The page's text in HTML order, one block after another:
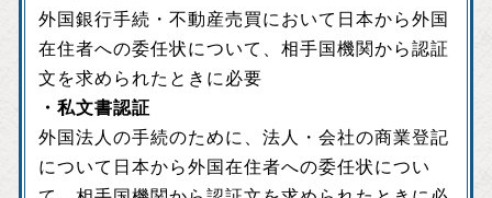
外国銀行手続・不動産売買において日本から外国
在住者への委任状について、相手国機関から認証
文を求められたときに必要
・私文書認証
外国法人の手続のために、法人・会社の商業登記
について日本から外国在住者への委任状につい